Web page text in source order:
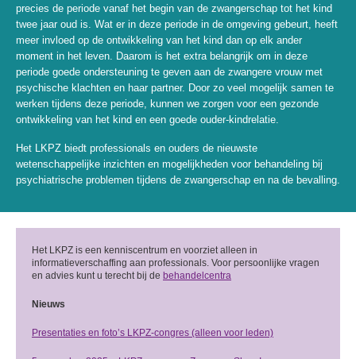
precies de periode vanaf het begin van de zwangerschap tot het kind
twee jaar oud is. Wat er in deze periode in de omgeving gebeurt, heeft
meer invloed op de ontwikkeling van het kind dan op elk ander
moment in het leven. Daarom is het extra belangrijk om in deze
periode goede ondersteuning te geven aan de zwangere vrouw met
psychische klachten en haar partner. Door zo veel mogelijk samen te
werken tijdens deze periode, kunnen we zorgen voor een gezonde
ontwikkeling van het kind en een goede ouder-kindrelatie.
Het LKPZ biedt professionals en ouders de nieuwste
wetenschappelijke inzichten en mogelijkheden voor behandeling bij
psychiatrische problemen tijdens de zwangerschap en na de bevalling.
Het LKPZ is een kenniscentrum en voorziet alleen in
informatieverschaffing aan professionals. Voor persoonlijke vragen
en advies kunt u terecht bij de behandelcentra
Nieuws
Presentaties en foto’s LKPZ-congres (alleen voor leden)